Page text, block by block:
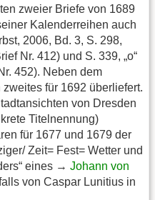
zweier Briefe von 1689
Kalenderreihen auch
2006, Bd. 3, S. 298,
Nr. 412) und S. 339, „o“
452). Neben dem
für 1692 überliefert.
von Dresden
Titelnennung)
für 1677 und 1679 der
Zeit= Fest= Wetter und
eines → Johann von
von Caspar Lunitius in